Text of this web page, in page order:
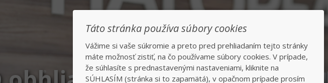
Táto stránka používa súbory cookies
Vážime si vaše súkromie a preto pred prehliadaním tejto stránky
máte možnosť zistiť, na čo používame súbory cookies. V prípade,
že súhlasíte s prednastavenými nastaveniami, kliknite na
SÚHLASÍM (stránka si to zapamätá), v opačnom prípade prosím